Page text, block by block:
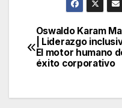
entradas
de
Oswaldo Karam
| Liderazgo
El motor humano
éxito corporativo